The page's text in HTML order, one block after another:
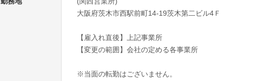
大阪府茨木市西駅前町14-19茨木第二ビル4Ｆ
【雇入れ直後】上記事業所
【変更の範囲】会社の定める各事業所
※当面の転勤はございません。